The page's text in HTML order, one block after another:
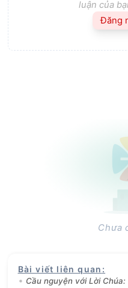
luận của
Đăng
Chưa
Bài viết liên quan :
Cầu nguyện với Lời